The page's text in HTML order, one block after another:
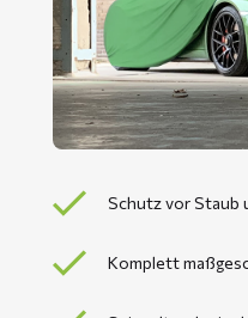
Schutz vor Staub
Komplett